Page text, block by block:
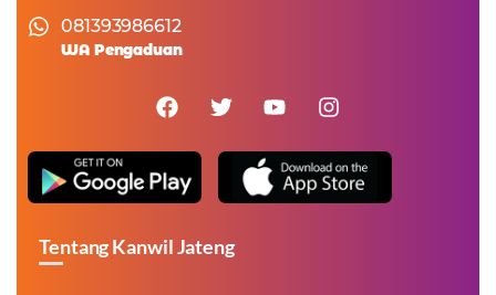
081393986612
WA Pengaduan
Tentang Kanwil Jateng